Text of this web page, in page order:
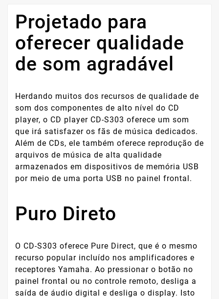
Projetado para
oferecer qualidade
de som agradável
Herdando muitos dos recursos de qualidade de
som dos componentes de alto nível do CD
player, o CD player CD-S303 oferece um som
que irá satisfazer os fãs de música dedicados.
Além de CDs, ele também oferece reprodução de
arquivos de música de alta qualidade
armazenados em dispositivos de memória USB
por meio de uma porta USB no painel frontal.
Puro Direto
O CD-S303 oferece Pure Direct, que é o mesmo
recurso popular incluído nos amplificadores e
receptores Yamaha. Ao pressionar o botão no
painel frontal ou no controle remoto, desliga a
saída de áudio digital e desliga o display. Isto